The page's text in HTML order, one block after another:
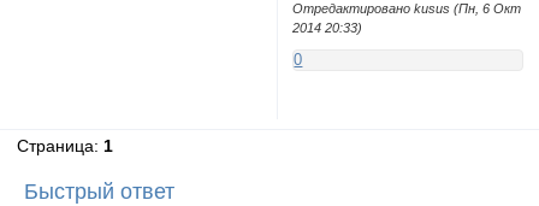
Отредактировано kusus (Пн, 6 Окт
2014 20:33)
0
Страница: 1
Быстрый ответ